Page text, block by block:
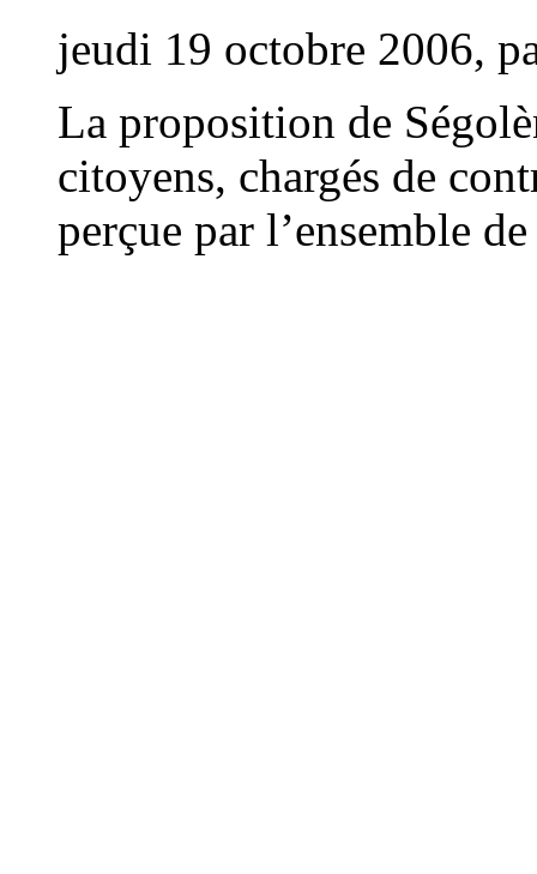
jeudi 19 octobre 2006,
La proposition de
citoyens, chargés de
perçue par l’ensemble